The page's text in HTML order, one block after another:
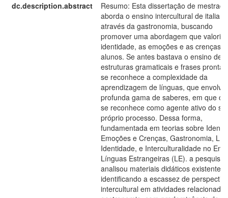
dc.description.abstract
Resumo: Esta dissertação de mestrado
aborda o ensino intercultural de italiano
através da gastronomia, buscando
promover uma abordagem que
identidade, as emoções e as crenças
alunos. Se antes bastava o ensino de
estruturas gramaticais e frases
se reconhece a complexidade da
aprendizagem de línguas, que envolve
profunda gama de saberes, em que o
se reconhece como agente ativo do
próprio processo. Dessa forma,
fundamentada em teorias sobre
Emoções e Crenças, Gastronomia,
Identidade, e Interculturalidade no
Línguas Estrangeiras (LE). a pesquisa
analisou materiais didáticos existentes,
identificando a escassez de
intercultural em atividades